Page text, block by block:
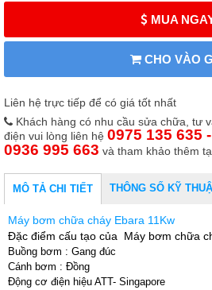
MUA
CHO VÀO
Liên hệ trực tiếp để có giá tốt nhất
Khách hàng có nhu cầu sửa chữa, tư
điện vui lòng liên hệ 0975 135 635
0936 995 663 và tham khảo thêm
MÔ TẢ CHI TIẾT THÔNG SỐ KỸ
Máy bơm chữa cháy Ebara 11Kw
Đặc điểm cấu tạo của Máy bơm chữa
Buồng bơm : Gang đúc
Cánh bơm : Đồng
Động cơ điện hiệu ATT- Singapore